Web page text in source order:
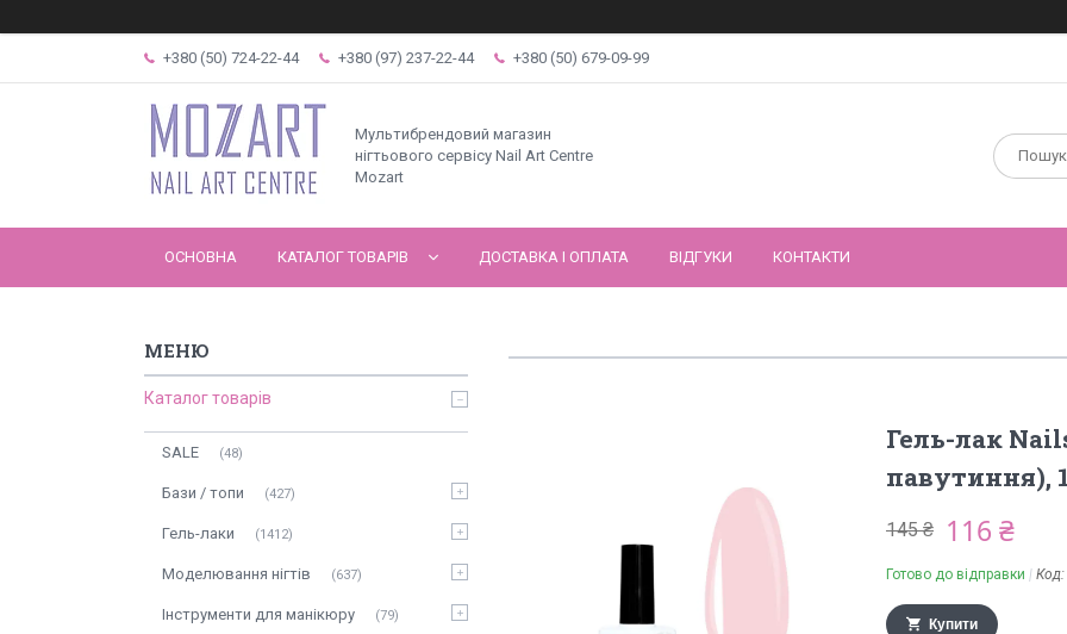
+380 (50) 724-22-44 +380 (97) 237-22-44 +380 (50) 679-09-99
Мультибрендовий магазин
нігтьового сервісу Nail Art Centre
Mozart
ОСНОВНА КАТАЛОГ ТОВАРІВ ДОСТАВКА І ОПЛАТА ВІДГУКИ КОНТАКТИ
Гель-лак
павутиння),
145 ₴ 116 ₴
Готово до відправки Код:
Купити
Каталог товарів
SALE 48
Бази / топи 427
Гель-лаки 1412
Моделювання нігтів 637
Інструменти для манікюру 79